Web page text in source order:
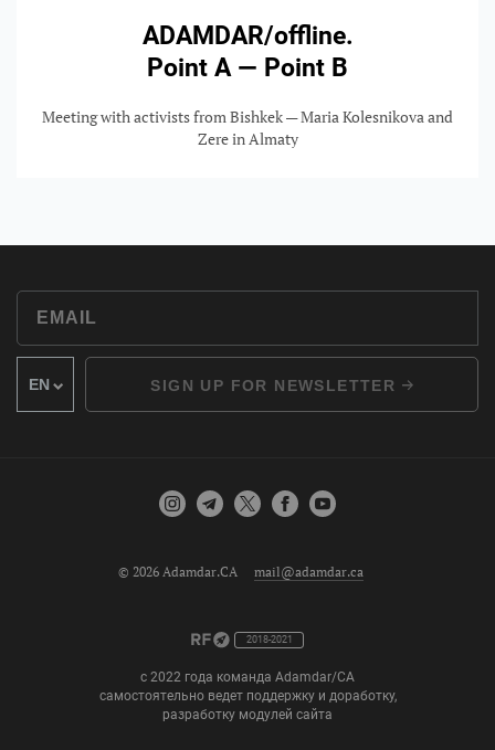
ADAMDAR/offline.
Point A — Point B
Meeting with activists from Bishkek — Maria Kolesnikova and
Zere in Almaty
SIGN UP FOR NEWSLETTER
© 2026 Adamdar.CA mail@adamdar.ca
2018-2021
с 2022 года команда Adamdar/CA
самостоятельно ведет поддержку и доработку,
разработку модулей сайта